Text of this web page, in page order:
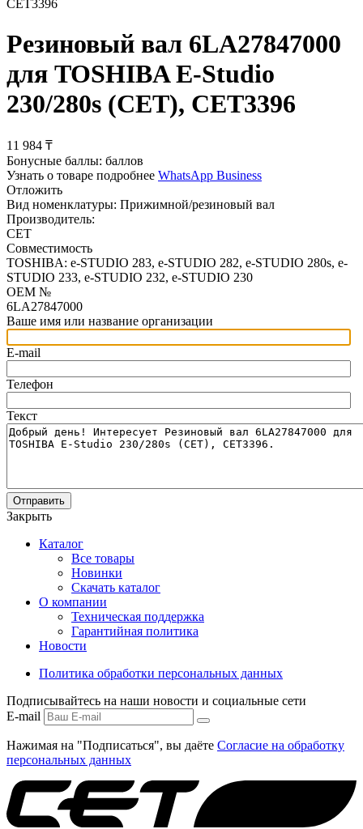
CET3396
Резиновый вал 6LA27847000
для TOSHIBA E-Studio
230/280s (CET), CET3396
11 984 ₸
Бонусные баллы: баллов
Узнать о товаре подробнее WhatsApp Business
Отложить
Вид номенклатуры: Прижимной/резиновый вал
Производитель:
CET
Совместимость
TOSHIBA: e-STUDIO 283, e-STUDIO 282, e-STUDIO 280s, e-
STUDIO 233, e-STUDIO 232, e-STUDIO 230
OEM №
6LA27847000
Ваше имя или название организации
E-mail
Телефон
Текст
Отправить
Закрыть
Каталог
Все товары
Новинки
Скачать каталог
О компании
Техническая поддержка
Гарантийная политика
Новости
Политика обработки персональных данных
Подписывайтесь на наши новости и социальные сети
E-mail
Нажимая на "Подписаться", вы даёте Согласие на обработку
персональных данных